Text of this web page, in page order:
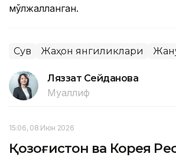
мўлжалланган.
Сув Жаҳон янгиликлари
Ляззат Сейданова
Муаллиф
15:06, 08 Июн 2026
Қозоғистон ва Корея